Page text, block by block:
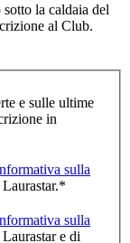
la caldaia del
al Club.
e sulle ultime
in
sulla
*
sulla
e di